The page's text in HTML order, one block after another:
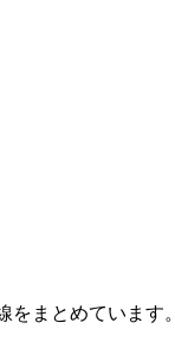
まとめています。